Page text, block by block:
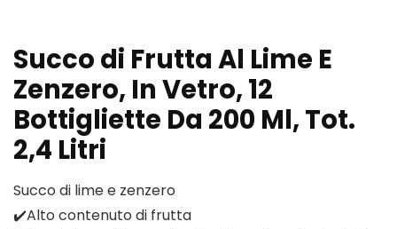
Succo di Frutta Al Lime E
Zenzero, In Vetro, 12
Bottigliette Da 200 Ml, Tot.
2,4 Litri
Succo di lime e zenzero
✔️Alto contenuto di frutta